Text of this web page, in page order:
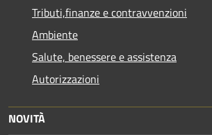
Tributi,finanze e contravvenzioni
Ambiente
Salute, benessere e assistenza
Autorizzazioni
NOVITÀ